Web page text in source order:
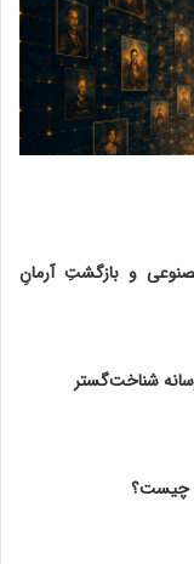
و بازگشتِ آرمانِ
شناخت‌گستر
چیست؟